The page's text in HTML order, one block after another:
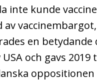
inte kunde
av vaccinembargot,
en betydande
och gavs 2019